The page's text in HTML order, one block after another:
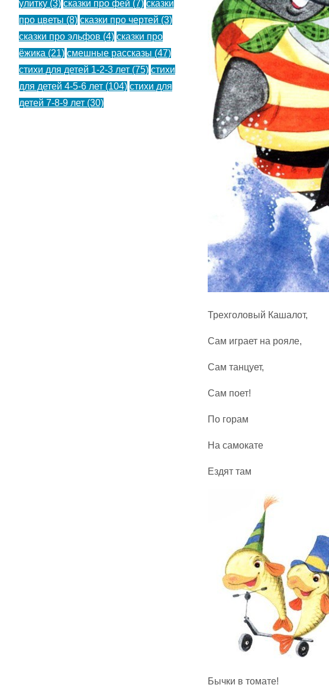
Трехголовый Кашалот,
Сам играет на рояле,
Сам танцует,
Сам поет!
По горам
На самокате
Ездят там
Бычки в томате!
улитку (3) сказки про фей (7) сказки
про цветы (8) сказки про чертей (3)
сказки про эльфов (4) сказки про
ёжика (21) смешные рассказы (47)
стихи для детей 1-2-3 лет (75) стихи
для детей 4-5-6 лет (104) стихи для
детей 7-8-9 лет (30)